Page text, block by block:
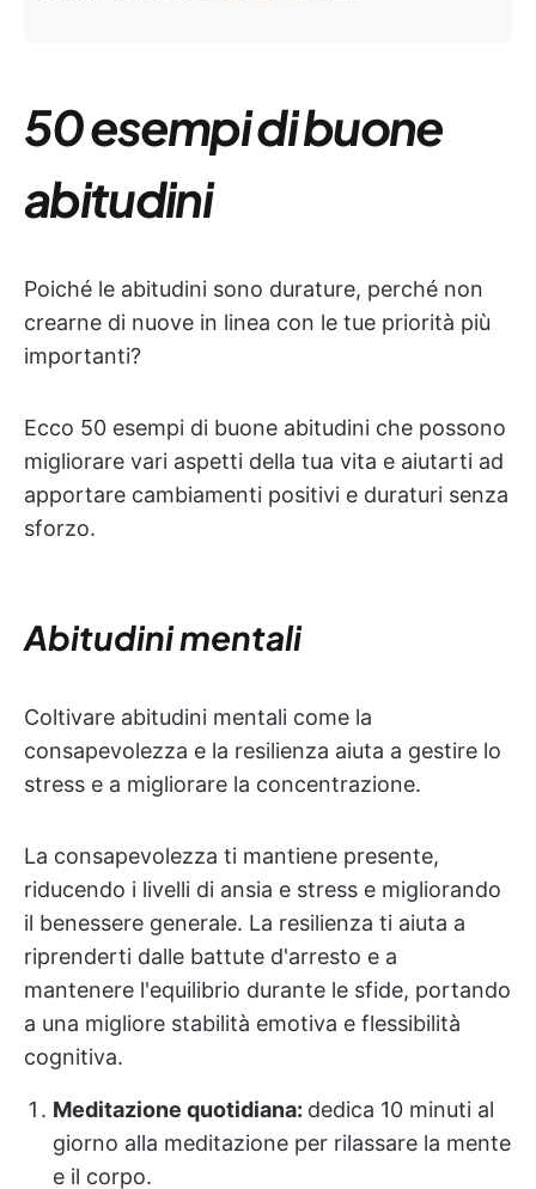
50 esempi di buone
abitudini
Poiché le abitudini sono durature, perché non
crearne di nuove in linea con le tue priorità più
importanti?
Ecco 50 esempi di buone abitudini che possono
migliorare vari aspetti della tua vita e aiutarti ad
apportare cambiamenti positivi e duraturi senza
sforzo.
Abitudini mentali
Coltivare abitudini mentali come la
consapevolezza e la resilienza aiuta a gestire lo
stress e a migliorare la concentrazione.
La consapevolezza ti mantiene presente,
riducendo i livelli di ansia e stress e migliorando
il benessere generale. La resilienza ti aiuta a
riprenderti dalle battute d'arresto e a
mantenere l'equilibrio durante le sfide, portando
a una migliore stabilità emotiva e flessibilità
cognitiva.
Meditazione quotidiana: dedica 10 minuti al
giorno alla meditazione per rilassare la mente
e il corpo.